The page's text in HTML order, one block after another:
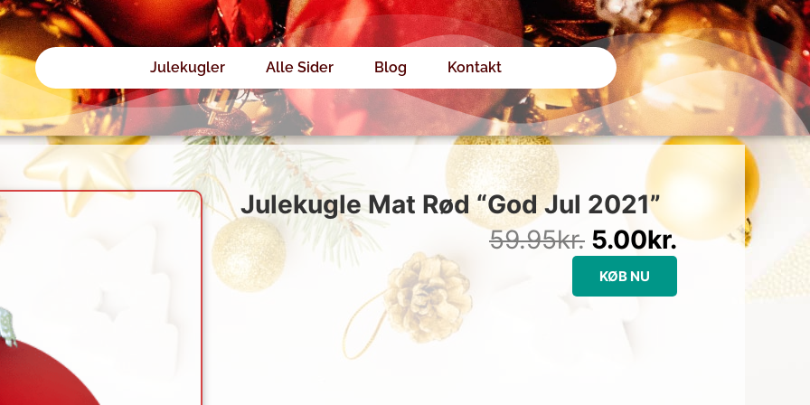
Julekugler Alle Sider Blog Kontakt
Julekugle Mat Rød “God Jul 2021”
59.95kr.
oprindelige
pris
var:
59.95kr..
5.00kr.
Den
aktuelle
pris
er:
5.00kr..
KØB NU